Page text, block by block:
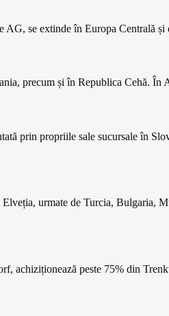
se extinde în Europa Centrală
precum și în Republica Cehă.
prin propriile sale sucursale în
urmate de Turcia,
achiziționează peste 75% din